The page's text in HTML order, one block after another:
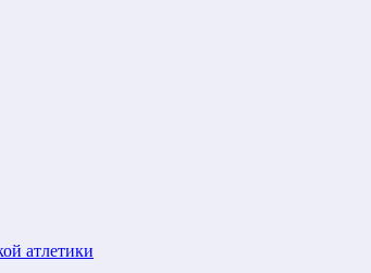
атлетики